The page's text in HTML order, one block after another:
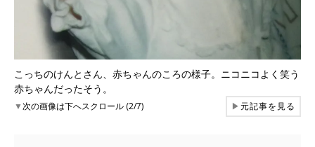
こっちのけんとさん、赤ちゃんのころの様子。ニコニコよく笑う
赤ちゃんだったそう。
▼次の画像は下へスクロール (2/7) ▶元記事を見る